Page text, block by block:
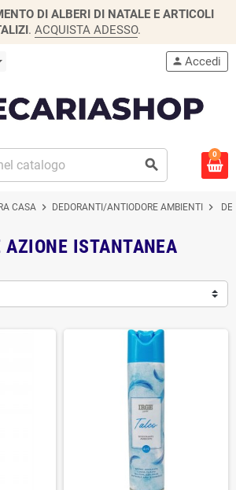
DI ALBERI DI NATALE E ARTICOLI
. ACQUISTA ADESSO.
search
person Accedi
0
CASA chevron_right DEDORANTI/ANTIODORE AMBIENTI chevron_right
AZIONE ISTANTANEA